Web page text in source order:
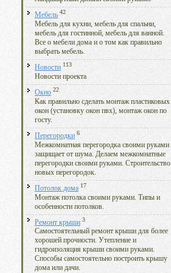
Мебель 42
Мебель для кухни, мебель для спальни,
мебель для гостинной, мебель для ванной.
Все о мебели дома и о том как правильно
выбрать мебель.
Новости 113
Новости проекта
Окно 22
Как правильно сделать монтаж пластиковых
окон (установку окон пвх), монтаж окон по
госту.
Перегородки 6
Межкомнатная перегородка своими руками
защищает от шума. Делаем межкомнатные
перегородки своими руками. Строительство
новых перегородок.
Потолок дома 17
Монтаж потолка своими руками. Типы и
особенности потолков.
Ремонт крыши 3
Самостоятельный ремонт крыши для более
хорошей прочности. Утепление и
гидроизоляция крыши своими руками.
Способы самостоятельно построить крышу
дома или дачи.